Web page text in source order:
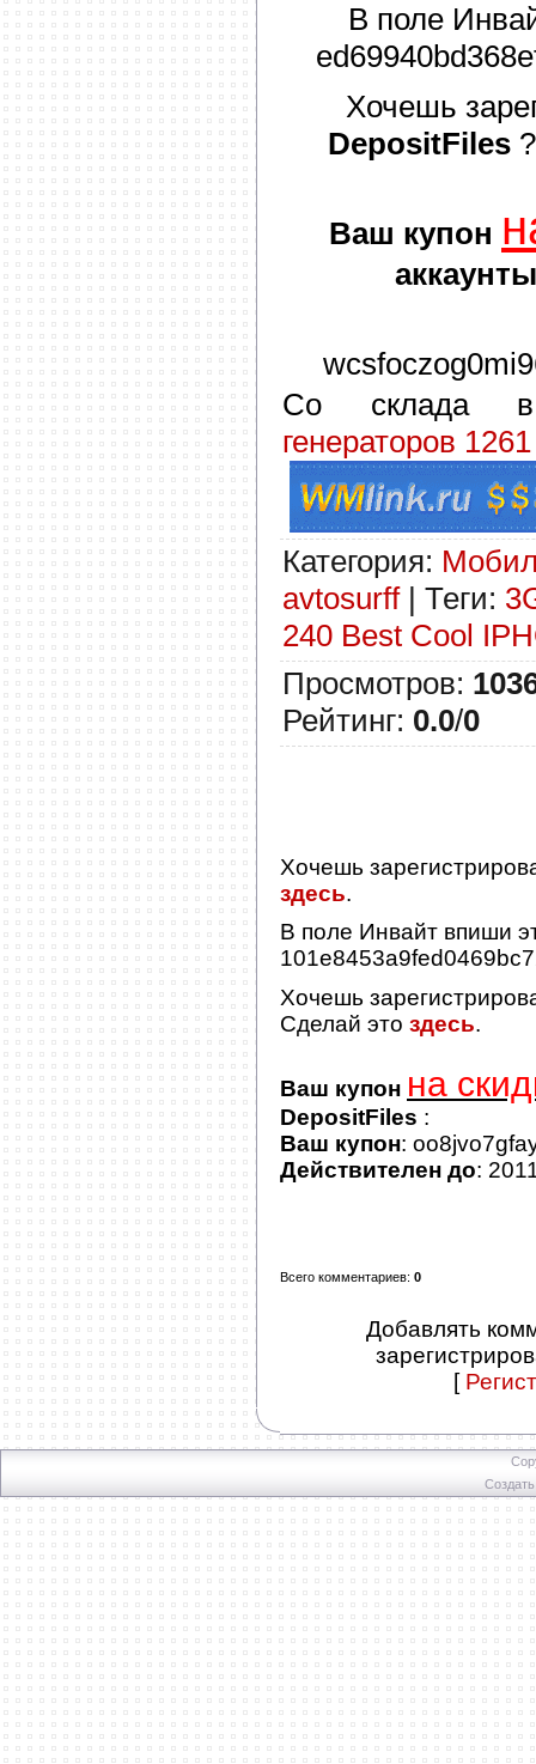
В поле
Хочешь
DepositFiles
Ваш купон
Со склада
генераторов 1261
Категория:
avtosurff| Теги:
240 Best Cool
Просмотров:
Рейтинг: 0.0/0
Хочешь
здесь.
В поле Инвайт впиши
Хочешь
Сделай это здесь.
Ваш купон на
DepositFiles :
Ваш купон:
Действителен до:
Всего комментариев: 0
Добавлять
[